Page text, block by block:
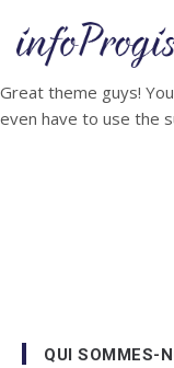
Great theme guys!
even have to use the
QUI SOMMES-